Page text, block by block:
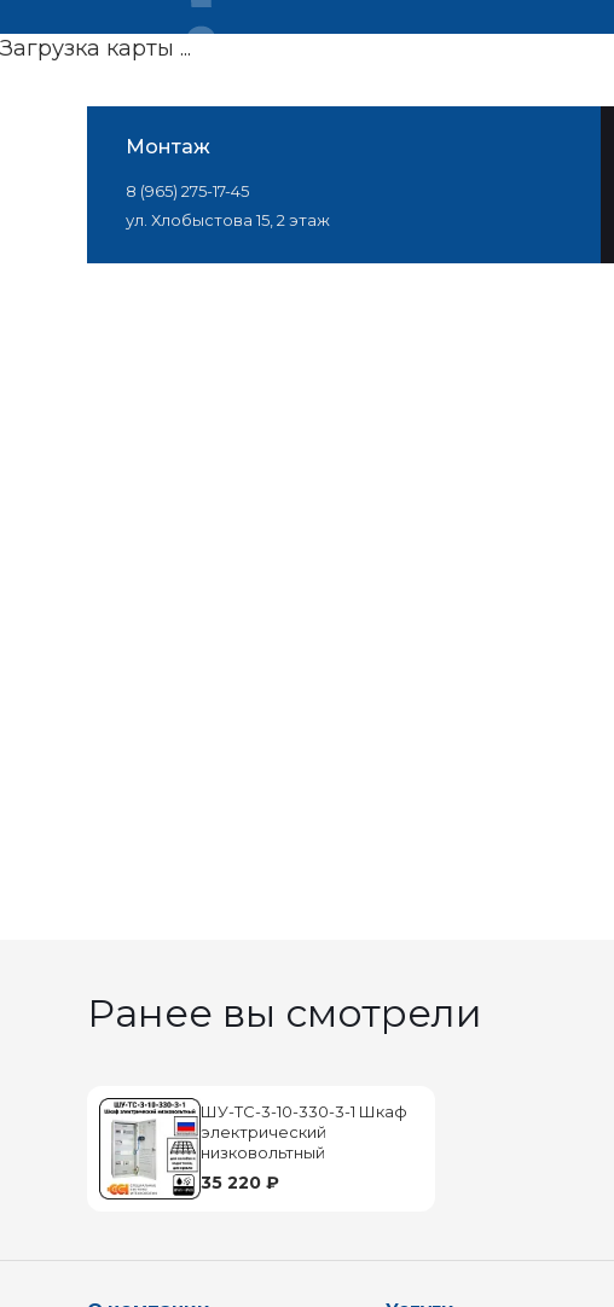
Монтаж
8 (965) 275-17-45
ул. Хлобыстова 15, 2 этаж
Загрузка карты ...
Ранее вы смотрели
ШУ-ТС-3-10-330-3-1 Шкаф
электрический
низковольтный
35 220 ₽